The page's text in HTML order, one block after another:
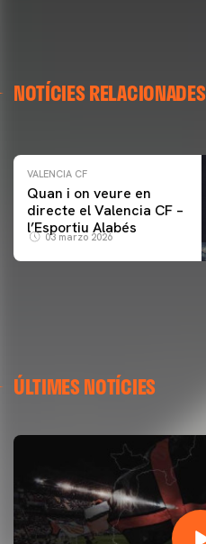
NOTÍCIES RELACIONADES
ENTRENAMENT DEL
VALENCIA CF
Quan i on veure en
directe el Valencia CF –
l’Esportiu Alabés
03 marzo 2026
ÚLTIMES NOTÍCIES